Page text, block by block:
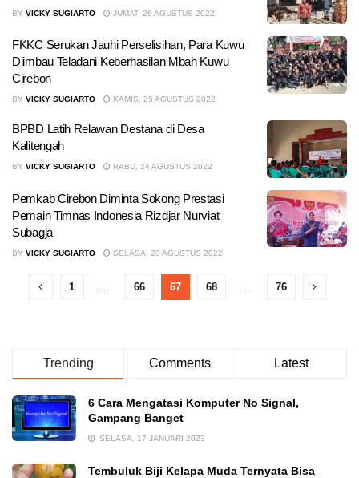
BY VICKY SUGIARTO JUMAT, 26 AGUSTUS 2022
FKKC Serukan Jauhi Perselisihan, Para Kuwu
Diimbau Teladani Keberhasilan Mbah Kuwu
Cirebon
BY VICKY SUGIARTO KAMIS, 25 AGUSTUS 2022
BPBD Latih Relawan Destana di Desa
Kalitengah
BY VICKY SUGIARTO RABU, 24 AGUSTUS 2022
Pemkab Cirebon Diminta Sokong Prestasi
Pemain Timnas Indonesia Rizdjar Nurviat
Subagja
BY VICKY SUGIARTO SELASA, 23 AGUSTUS 2022
1 66 67 68 76
Trending Comments Latest
6 Cara Mengatasi Komputer No Signal,
Gampang Banget
SELASA, 17 JANUARI 2023
Tembuluk Biji Kelapa Muda Ternyata Bisa